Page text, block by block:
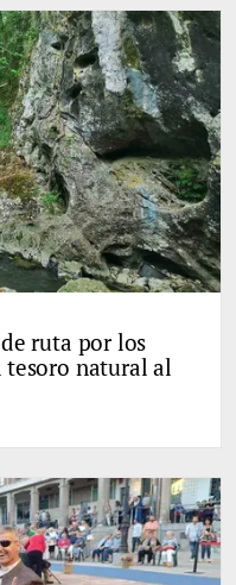
ruta por los
tesoro natural al